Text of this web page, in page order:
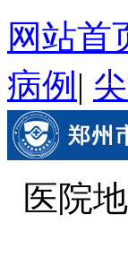
网站首
病例 |
医院